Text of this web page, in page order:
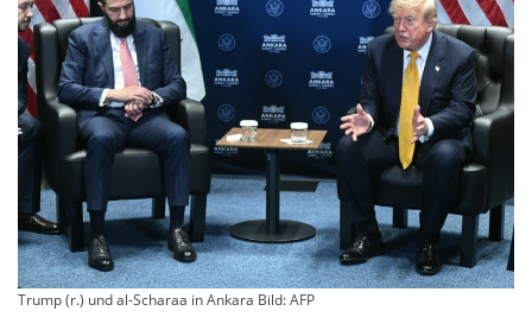
Trump (r.) und al-Scharaa in Ankara Bild: AFP